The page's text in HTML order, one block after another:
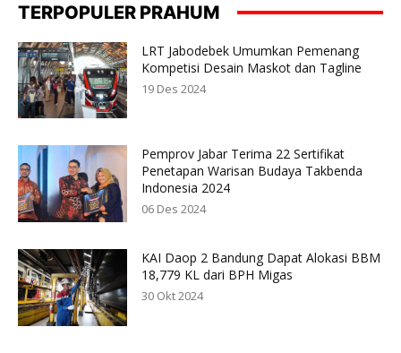
TERPOPULER PRAHUM
LRT Jabodebek Umumkan Pemenang
Kompetisi Desain Maskot dan Tagline
19 Des 2024
Pemprov Jabar Terima 22 Sertifikat
Penetapan Warisan Budaya Takbenda
Indonesia 2024
06 Des 2024
KAI Daop 2 Bandung Dapat Alokasi BBM
18,779 KL dari BPH Migas
30 Okt 2024